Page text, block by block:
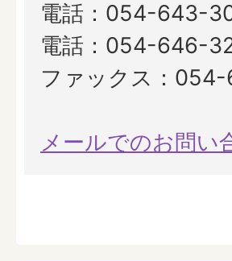
電話：054-643-
電話：054-646-
ファックス：
メールでのお問い